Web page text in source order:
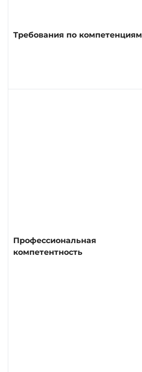
Требования по компетенциям
Профессиональная
компетентность